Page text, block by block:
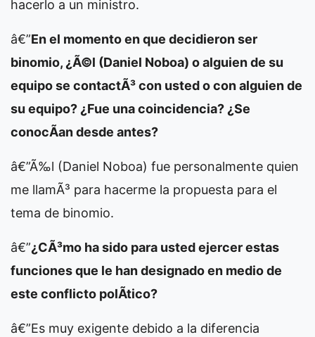
hacerlo a un ministro.
â€”En el momento en que decidieron ser
binomio, ¿Ã©l (Daniel Noboa) o alguien de su
equipo se contactÃ³ con usted o con alguien de
su equipo? ¿Fue una coincidencia? ¿Se
conocÃ­an desde antes?
â€”Ã‰l (Daniel Noboa) fue personalmente quien
me llamÃ³ para hacerme la propuesta para el
tema de binomio.
â€”¿CÃ³mo ha sido para usted ejercer estas
funciones que le han designado en medio de
este conflicto polÃ­tico?
â€”Es muy exigente debido a la diferencia